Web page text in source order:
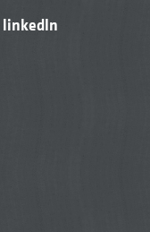
linkedIn